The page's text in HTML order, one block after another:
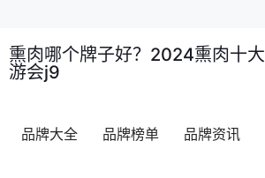
熏肉哪个牌子好？2024熏肉十
游会j9
品牌大全 品牌榜单 品牌资讯